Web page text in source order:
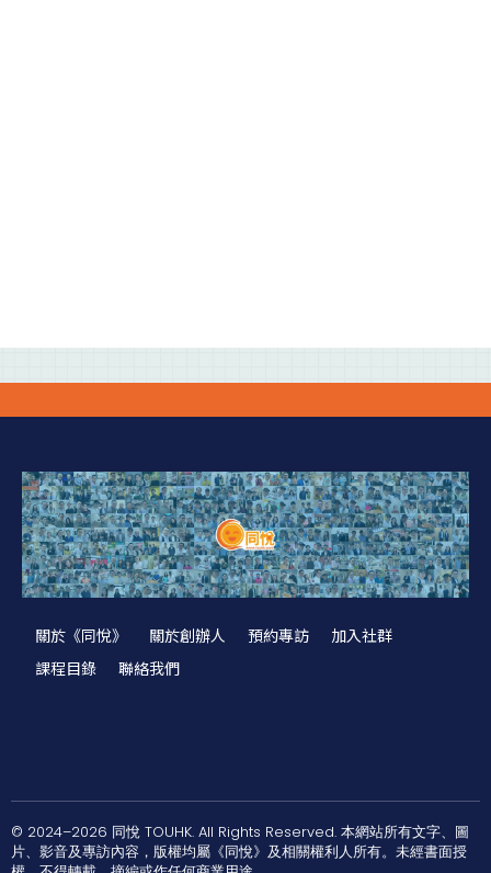
關於《同悅》 關於創辦人 預約專訪
加入社群
課程目錄
聯絡我們
© 2024–2026 同悅 TOUHK. All Rights Reserved. 本網站所有文字、圖
片、影音及專訪內容，版權均屬《同悅》及相關權利人所有。未經書面授